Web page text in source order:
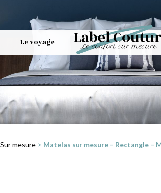
Le voyage
Sur mesure > Matelas sur mesure – Rectangle –